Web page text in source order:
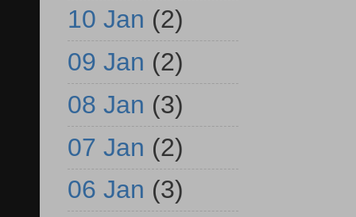
10 Jan (2)
09 Jan (2)
08 Jan (3)
07 Jan (2)
06 Jan (3)